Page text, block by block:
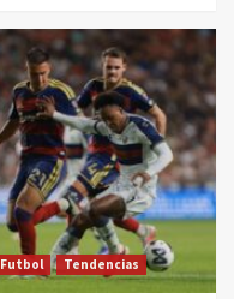
Futbol Tendencias